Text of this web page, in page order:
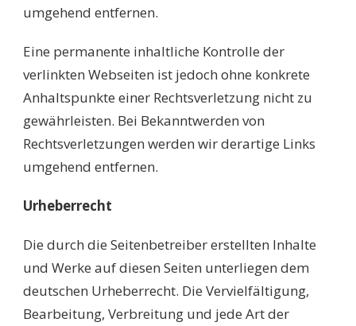
umgehend entfernen.
Eine permanente inhaltliche Kontrolle der
verlinkten Webseiten ist jedoch ohne konkrete
Anhaltspunkte einer Rechtsverletzung nicht zu
gewährleisten. Bei Bekanntwerden von
Rechtsverletzungen werden wir derartige Links
umgehend entfernen.
Urheberrecht
Die durch die Seitenbetreiber erstellten Inhalte
und Werke auf diesen Seiten unterliegen dem
deutschen Urheberrecht. Die Vervielfältigung,
Bearbeitung, Verbreitung und jede Art der